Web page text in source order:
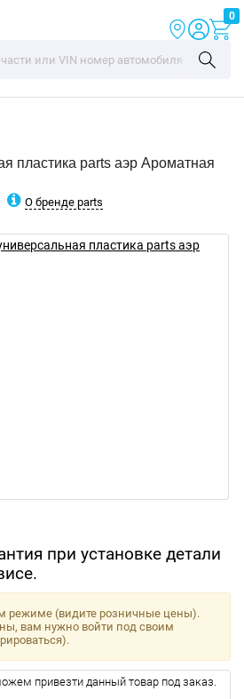
0
пластика parts аэр Ароматная
О бренде parts
при установке детали
режиме (видите розничные цены).
вам нужно войти под своим
привезти данный товар под заказ.